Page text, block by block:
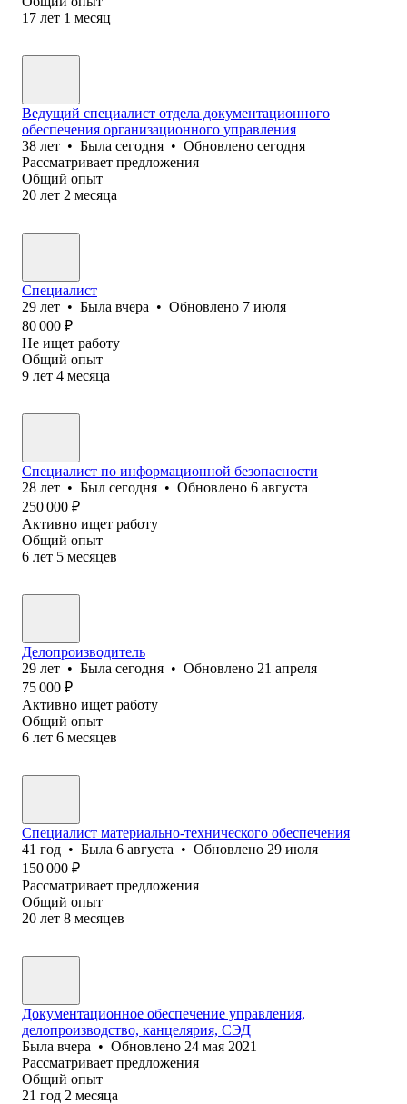
17 лет 1 месяц
Ведущий специалист отдела документационного
обеспечения организационного управления
38 лет • Была сегодня • Обновлено сегодня
Рассматривает предложения
Общий опыт
20 лет 2 месяца
Специалист
29 лет • Была вчера • Обновлено 7 июля
80 000 ₽
Не ищет работу
Общий опыт
9 лет 4 месяца
Специалист по информационной безопасности
28 лет • Был сегодня • Обновлено 6 августа
250 000 ₽
Активно ищет работу
Общий опыт
6 лет 5 месяцев
Делопроизводитель
29 лет • Была сегодня • Обновлено 21 апреля
75 000 ₽
Активно ищет работу
Общий опыт
6 лет 6 месяцев
Специалист материально-технического обеспечения
41 год • Была 6 августа • Обновлено 29 июля
150 000 ₽
Рассматривает предложения
Общий опыт
20 лет 8 месяцев
Документационное обеспечение управления,
делопроизводство, канцелярия, СЭД
Была вчера • Обновлено 24 мая 2021
Рассматривает предложения
Общий опыт
21 год 2 месяца